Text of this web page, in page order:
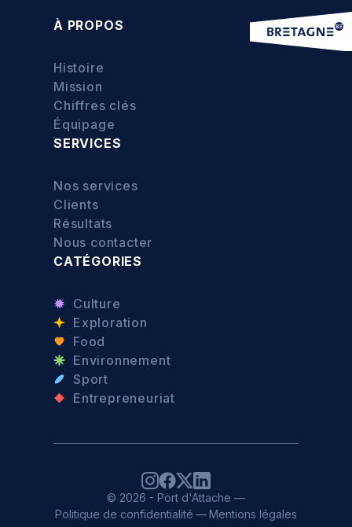
À PROPOS
Histoire
Mission
Chiffres clés
Équipage
SERVICES
Nos services
Clients
Résultats
Nous contacter
CATÉGORIES
Culture
Exploration
Food
Environnement
Sport
Entrepreneuriat
© 2026 - Port d'Attache —
Politique de confidentialité — Mentions légales